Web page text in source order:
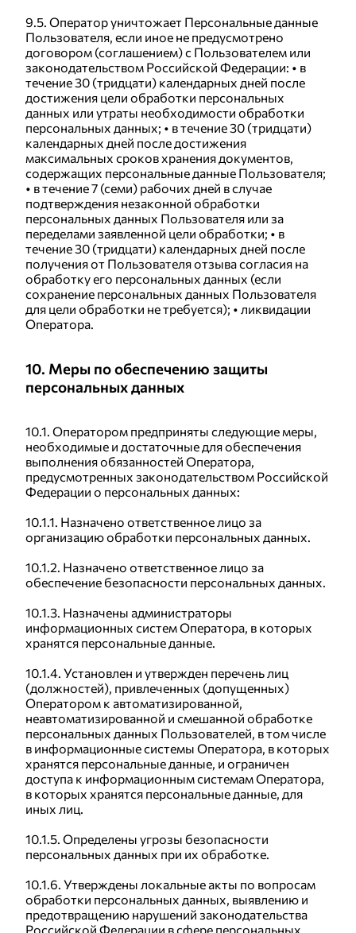
9.5. Оператор уничтожает Персональные данные
Пользователя, если иное не предусмотрено
договором (соглашением) с Пользователем или
законодательством Российской Федерации: • в
течение 30 (тридцати) календарных дней после
достижения цели обработки персональных
данных или утраты необходимости обработки
персональных данных; • в течение 30 (тридцати)
календарных дней после достижения
максимальных сроков хранения документов,
содержащих персональные данные Пользователя;
• в течение 7 (семи) рабочих дней в случае
подтверждения незаконной обработки
персональных данных Пользователя или за
переделами заявленной цели обработки; • в
течение 30 (тридцати) календарных дней после
получения от Пользователя отзыва согласия на
обработку его персональных данных (если
сохранение персональных данных Пользователя
для цели обработки не требуется); • ликвидации
Оператора.
10. Меры по обеспечению защиты
персональных данных
10.1. Оператором предприняты следующие меры,
необходимые и достаточные для обеспечения
выполнения обязанностей Оператора,
предусмотренных законодательством Российской
Федерации о персональных данных:
10.1.1. Назначено ответственное лицо за
организацию обработки персональных данных.
10.1.2. Назначено ответственное лицо за
обеспечение безопасности персональных данных.
10.1.3. Назначены администраторы
информационных систем Оператора, в которых
хранятся персональные данные.
10.1.4. Установлен и утвержден перечень лиц
(должностей), привлеченных (допущенных)
Оператором к автоматизированной,
неавтоматизированной и смешанной обработке
персональных данных Пользователей, в том числе
в информационные системы Оператора, в которых
хранятся персональные данные, и ограничен
доступа к информационным системам Оператора,
в которых хранятся персональные данные, для
иных лиц.
10.1.5. Определены угрозы безопасности
персональных данных при их обработке.
10.1.6. Утверждены локальные акты по вопросам
обработки персональных данных, выявлению и
предотвращению нарушений законодательства
Российской Федерации в сфере персональных